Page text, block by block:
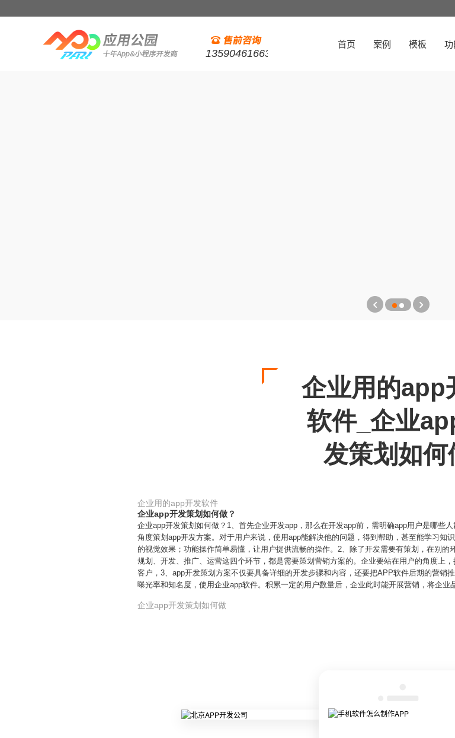
13590461663
首页 案例 模板
企业用的app
软件_企业
发策划如何
企业用的app开发软件
企业app开发策划如何做？
企业app开发策划如何做？1、首先企业开发app，那么在开发app前，需明确app用户是哪些
角度策划app开发方案。对于用户来说，使用app能解决他的问题，得到帮助，甚至能学习知
的视觉效果；功能操作简单易懂，让用户提供流畅的操作。2、除了开发需要有策划，在别
规划、开发、推广、运营这四个环节，都是需要策划营销方案的。企业要站在用户的角度上
客户，3、app开发策划方案不仅要具备详细的开发步骤和内容，还要把APP软件后期的营销
曝光率和知名度，使用企业app软件。积累一定的用户数量后，企业此时能开展营销，将企业
企业app开发策划如何做